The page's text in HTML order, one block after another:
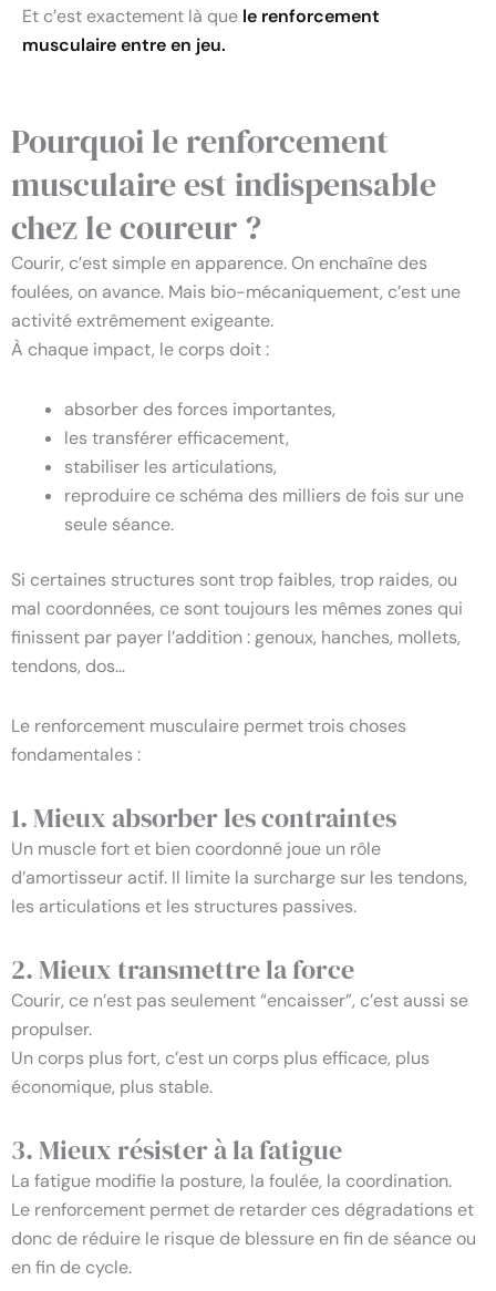
Et c’est exactement là que le renforcement
musculaire entre en jeu.
Pourquoi le renforcement
musculaire est indispensable
chez le coureur ?
Courir, c’est simple en apparence. On enchaîne des
foulées, on avance. Mais bio-mécaniquement, c’est une
activité extrêmement exigeante.
À chaque impact, le corps doit :
absorber des forces importantes,
les transférer efficacement,
stabiliser les articulations,
reproduire ce schéma des milliers de fois sur une
seule séance.
Si certaines structures sont trop faibles, trop raides, ou
mal coordonnées, ce sont toujours les mêmes zones qui
finissent par payer l’addition : genoux, hanches, mollets,
tendons, dos…
Le renforcement musculaire permet trois choses
fondamentales :
1. Mieux absorber les contraintes
Un muscle fort et bien coordonné joue un rôle
d’amortisseur actif. Il limite la surcharge sur les tendons,
les articulations et les structures passives.
2. Mieux transmettre la force
Courir, ce n’est pas seulement “encaisser”, c’est aussi se
propulser.
Un corps plus fort, c’est un corps plus efficace, plus
économique, plus stable.
3. Mieux résister à la fatigue
La fatigue modifie la posture, la foulée, la coordination.
Le renforcement permet de retarder ces dégradations et
donc de réduire le risque de blessure en fin de séance ou
en fin de cycle.